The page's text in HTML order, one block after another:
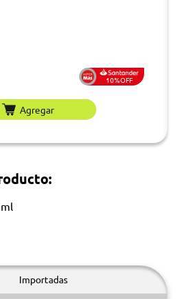
10%OFF
Agregar
Importadas